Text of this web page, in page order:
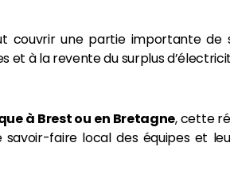
couvrir une partie importante
et à la revente du surplus
à Brest ou en Bretagne, cette
savoir-faire local des équipes et